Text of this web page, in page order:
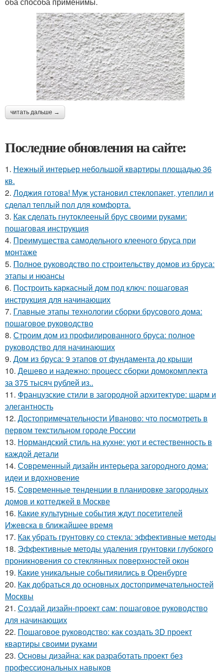
читать дальше →
Последние обновления на сайте:
1. Нежный интерьер небольшой квартиры площадью 36
кв.
2. Лоджия готова! Муж установил стеклопакет, утеплил и
сделал теплый пол для комфорта.
3. Как сделать гнутоклееный брус своими руками:
пошаговая инструкция
4. Преимущества самодельного клееного бруса при
монтаже
5. Полное руководство по строительству домов из бруса:
этапы и нюансы
6. Построить каркасный дом под ключ: пошаговая
инструкция для начинающих
7. Главные этапы технологии сборки брусового дома:
пошаговое руководство
8. Строим дом из профилированного бруса: полное
руководство для начинающих
9. Дом из бруса: 9 этапов от фундамента до крыши
10. Дешево и надежно: процесс сборки домокомплекта
за 375 тысяч рублей из..
11. Французские стили в загородной архитектуре: шарм и
элегантность
12. Достопримечательности Иваново: что посмотреть в
первом текстильном городе России
13. Нормандский стиль на кухне: уют и естественность в
каждой детали
14. Современный дизайн интерьера загородного дома:
идеи и вдохновение
15. Современные тенденции в планировке загородных
домов и коттеджей в Москве
16. Какие культурные события ждут посетителей
Ижевска в ближайшее время
17. Как убрать грунтовку со стекла: эффективные методы
18. Эффективные методы удаления грунтовки глубокого
проникновения со стеклянных поверхностей окон
19. Какие уникальные событияились в Оренбурге
20. Как добраться до основных достопримечательностей
Москвы
21. Создай дизайн-проект сам: пошаговое руководство
для начинающих
22. Пошаговое руководство: как создать 3D проект
квартиры своими руками
23. Основы дизайна: как разработать проект без
профессиональных навыков